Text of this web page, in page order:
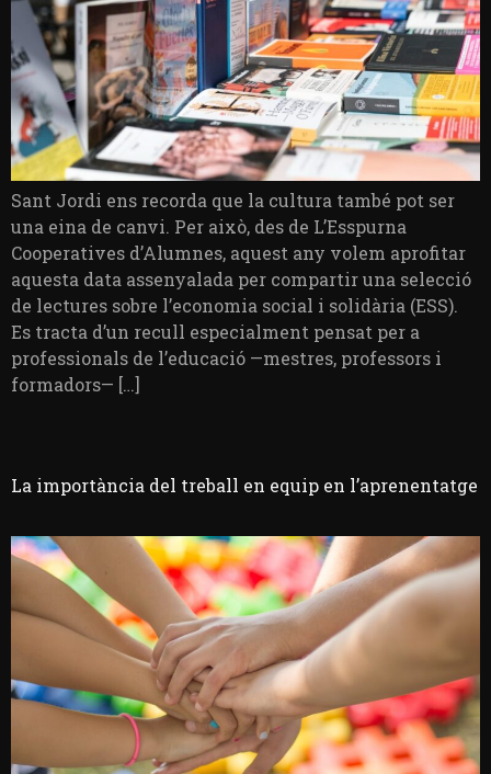
Sant Jordi ens recorda que la cultura també pot ser
una eina de canvi. Per això, des de L’Esspurna
Cooperatives d’Alumnes, aquest any volem aprofitar
aquesta data assenyalada per compartir una selecció
de lectures sobre l’economia social i solidària (ESS).
Es tracta d’un recull especialment pensat per a
professionals de l’educació —mestres, professors i
formadors— […]
La importància del treball en equip en l’aprenentatge